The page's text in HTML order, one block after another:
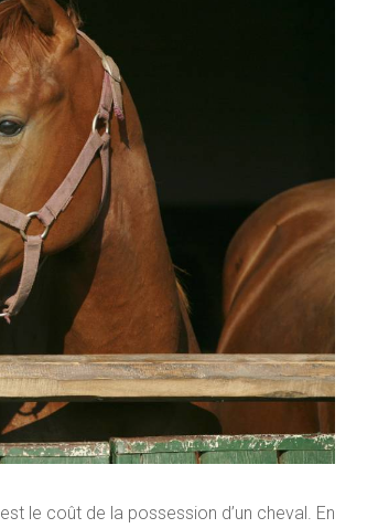
est le coût de la possession d’un cheval. En